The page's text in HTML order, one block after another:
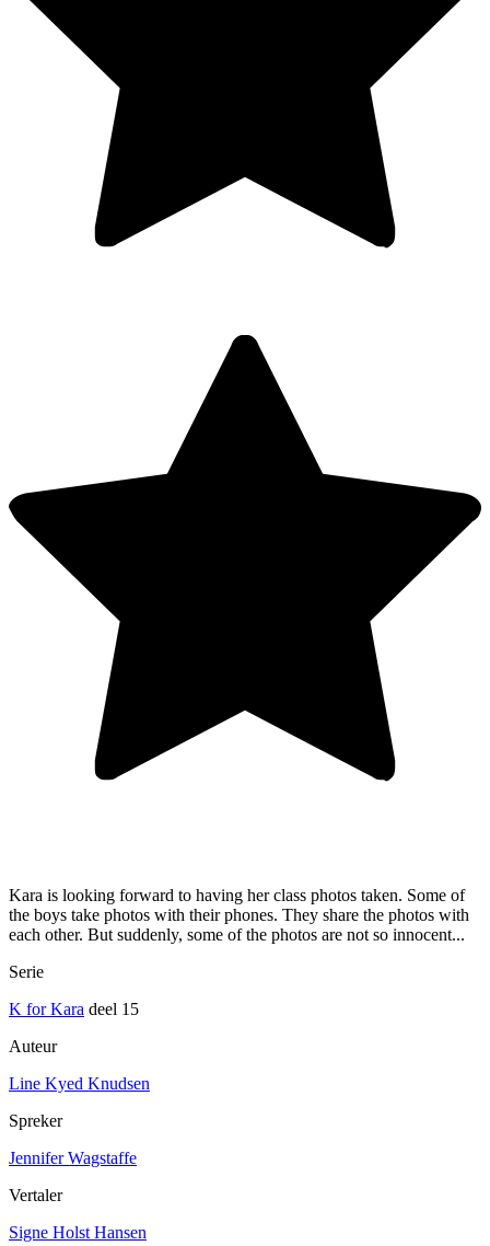
Kara is looking forward to having her class photos taken. Some of
the boys take photos with their phones. They share the photos with
each other. But suddenly, some of the photos are not so innocent...
Serie
K for Kara deel 15
Auteur
Line Kyed Knudsen
Spreker
Jennifer Wagstaffe
Vertaler
Signe Holst Hansen